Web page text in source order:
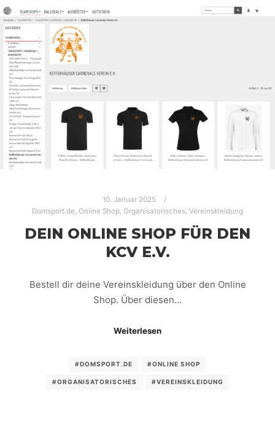
10. Januar 2025
Domsport.de, Online Shop, Organisatorisches, Vereinskleidung
DEIN ONLINE SHOP FÜR DEN
KCV E.V.
Bestell dir deine Vereinskleidung über den Online
Shop. Über diesen…
Weiterlesen
#DOMSPORT.DE #ONLINE SHOP
#ORGANISATORISCHES #VEREINSKLEIDUNG